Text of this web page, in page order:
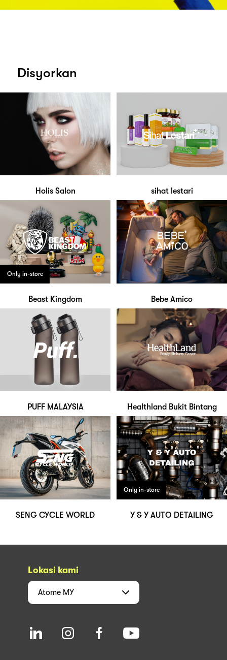
Disyorkan
Holis Salon sihat lestari
Only in-store
Beast Kingdom Bebe Amico
PUFF MALAYSIA Healthland Bukit Bintang
SENG CYCLE WORLD
Only in-store
Y & Y AUTO DETAILING
Lokasi kami
Atome MY